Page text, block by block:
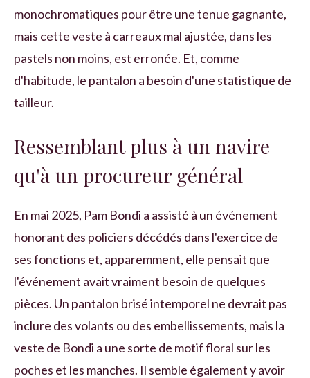
monochromatiques pour être une tenue gagnante,
mais cette veste à carreaux mal ajustée, dans les
pastels non moins, est erronée. Et, comme
d'habitude, le pantalon a besoin d'une statistique de
tailleur.
Ressemblant plus à un navire
qu'à un procureur général
En mai 2025, Pam Bondi a assisté à un événement
honorant des policiers décédés dans l'exercice de
ses fonctions et, apparemment, elle pensait que
l'événement avait vraiment besoin de quelques
pièces. Un pantalon brisé intemporel ne devrait pas
inclure des volants ou des embellissements, mais la
veste de Bondi a une sorte de motif floral sur les
poches et les manches. Il semble également y avoir